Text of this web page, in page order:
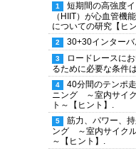
短期間の高強度
（HIIT）が心血管機
についての研究【ヒ
30+30インター
ロードレースに
るために必要な条件
40分間のテンポ
ニング ～室内サイ
ト～【ヒント】.
筋力、パワー、
ング ～室内サイク
～【ヒント】.